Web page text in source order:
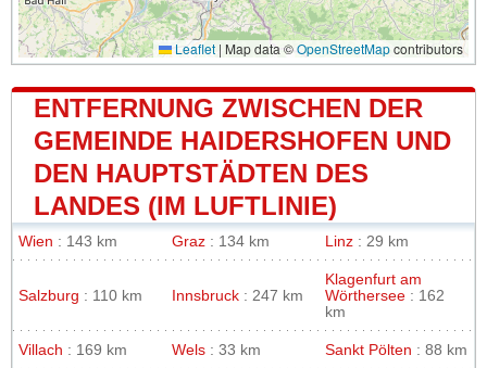
Leaflet | Map data ©OpenStreetMapcontributors
ENTFERNUNG ZWISCHEN DER
GEMEINDE HAIDERSHOFEN UND
DEN HAUPTSTÄDTEN DES
LANDES (IM LUFTLINIE)
Wien : 143 km Graz : 134 km Linz : 29 km
Salzburg : 110 km Innsbruck : 247 km
Klagenfurt am
Wörthersee : 162
km
Villach : 169 km Wels : 33 km Sankt Pölten : 88 km